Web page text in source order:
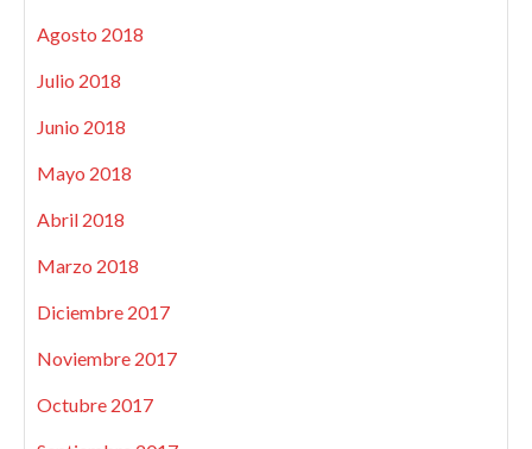
Agosto 2018
Julio 2018
Junio 2018
Mayo 2018
Abril 2018
Marzo 2018
Diciembre 2017
Noviembre 2017
Octubre 2017